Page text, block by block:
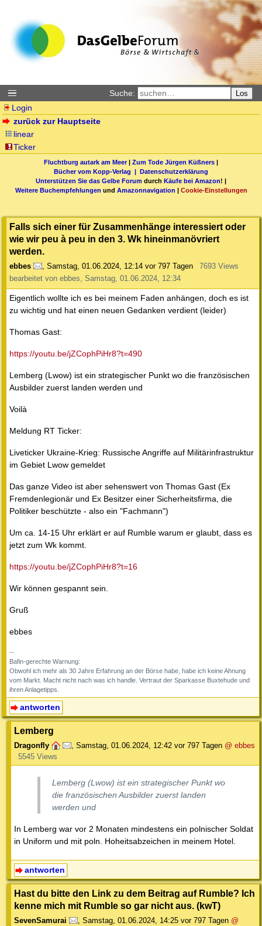
Suche: Los
Login
zurück zur Hauptseite
linear
Ticker
Fluchtburg autark am Meer| Zum Tode Jürgen Küßners |
Bücher vom Kopp-Verlag | Datenschutzerklärung
Unterstützen Sie das Gelbe Forum durch Käufe bei Amazon! |
Weitere Buchempfehlungen und Amazonnavigation | Cookie-Einstellungen
Falls sich einer für Zusammenhänge interessiert oder
wie wir peu à peu in den 3. Wk hineinmanövriert
werden.
ebbes , Samstag, 01.06.2024, 12:14 vor 797 Tagen
7693 Views
bearbeitet von ebbes, Samstag, 01.06.2024, 12:34
Eigentlich wollte ich es bei meinem Faden anhängen, doch es ist
zu wichtig und hat einen neuen Gedanken verdient (leider)
Thomas Gast:
https://youtu.be/jZCophPiHr8?t=490
Lemberg (Lwow) ist ein strategischer Punkt wo die französischen
Ausbilder zuerst landen werden und
Voilà
Meldung RT Ticker:
Liveticker Ukraine-Krieg: Russische Angriffe auf Militärinfrastruktur
im Gebiet Lwow gemeldet
Das ganze Video ist aber sehenswert von Thomas Gast (Ex
Fremdenlegionär und Ex Besitzer einer Sicherheitsfirma, die
Politiker beschützte - also ein "Fachmann")
Um ca. 14-15 Uhr erklärt er auf Rumble warum er glaubt, dass es
jetzt zum Wk kommt.
https://youtu.be/jZCophPiHr8?t=16
Wir können gespannt sein.
Gruß
ebbes
--
Bafin-gerechte Warnung:
Obwohl ich mehr als 30 Jahre Erfahrung an der Börse habe, habe ich keine Ahnung
vom Markt. Macht nicht nach was ich handle. Vertraut der Sparkasse Buxtehude und
ihren Anlagetipps.
antworten
Lemberg
Dragonfly , Samstag, 01.06.2024, 12:42 vor 797 Tagen @ ebbes
5545 Views
Lemberg (Lwow) ist ein strategischer Punkt wo
die französischen Ausbilder zuerst landen
werden und
In Lemberg war vor 2 Monaten mindestens ein polnischer Soldat
in Uniform und mit poln. Hoheitsabzeichen in meinem Hotel.
antworten
Hast du bitte den Link zu dem Beitrag auf Rumble? Ich
kenne mich mit Rumble so gar nicht aus. (kwT)
SevenSamurai , Samstag, 01.06.2024, 14:25 vor 797 Tagen @